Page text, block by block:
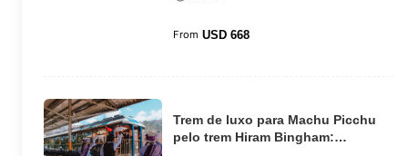
From USD 668
Trem de luxo para Machu Picchu
pelo trem Hiram Bingham: